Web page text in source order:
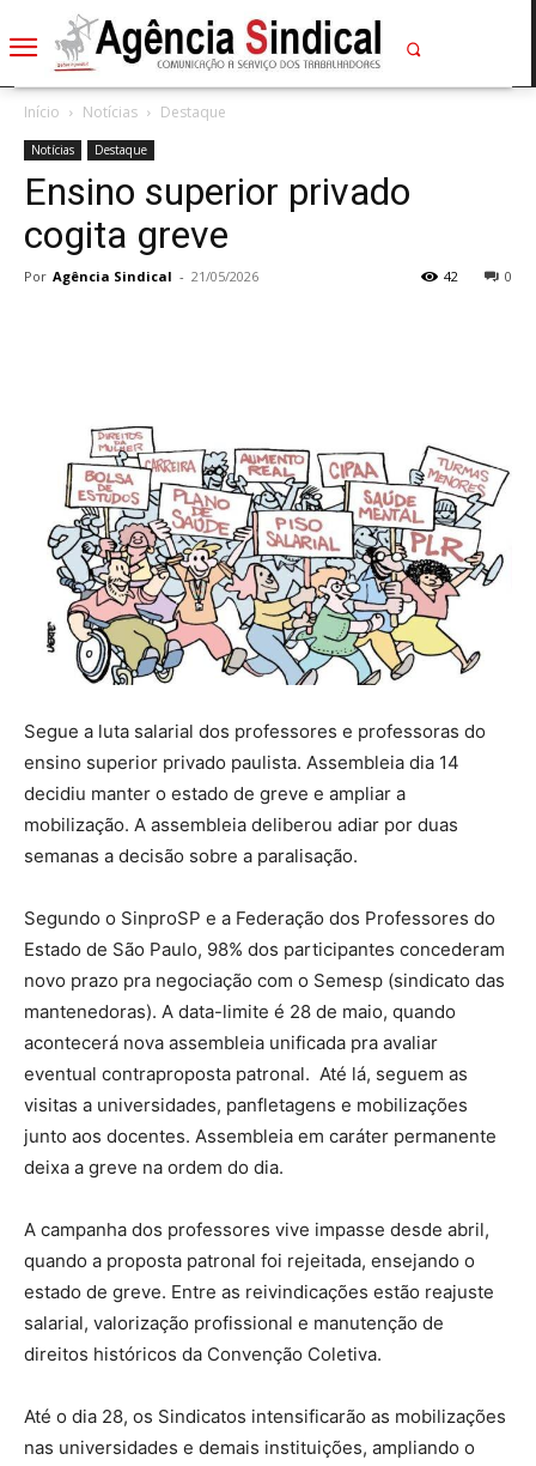
Início Notícias Destaque
Notícias Destaque
Ensino superior privado
cogita greve
Por Agência Sindical - 21/05/2026 0
42
Segue a luta salarial dos professores e professoras do
ensino superior privado paulista. Assembleia dia 14
decidiu manter o estado de greve e ampliar a
mobilização. A assembleia deliberou adiar por duas
semanas a decisão sobre a paralisação.
Segundo o SinproSP e a Federação dos Professores do
Estado de São Paulo, 98% dos participantes concederam
novo prazo pra negociação com o Semesp (sindicato das
mantenedoras). A data-limite é 28 de maio, quando
acontecerá nova assembleia unificada pra avaliar
eventual contraproposta patronal. Até lá, seguem as
visitas a universidades, panfletagens e mobilizações
junto aos docentes. Assembleia em caráter permanente
deixa a greve na ordem do dia.
A campanha dos professores vive impasse desde abril,
quando a proposta patronal foi rejeitada, ensejando o
estado de greve. Entre as reivindicações estão reajuste
salarial, valorização profissional e manutenção de
direitos históricos da Convenção Coletiva.
Até o dia 28, os Sindicatos intensificarão as mobilizações
nas universidades e demais instituições, ampliando o